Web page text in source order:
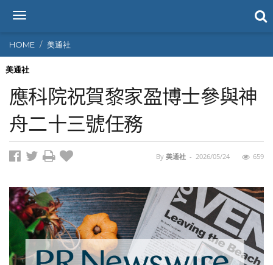
T
g
g
l
n
a
v
i
g
o
n
HOME 美通社
美通社
應科院祝賀黎家盈博士參與神
舟二十三號任務
By 美通社 - 2026/05/24 659